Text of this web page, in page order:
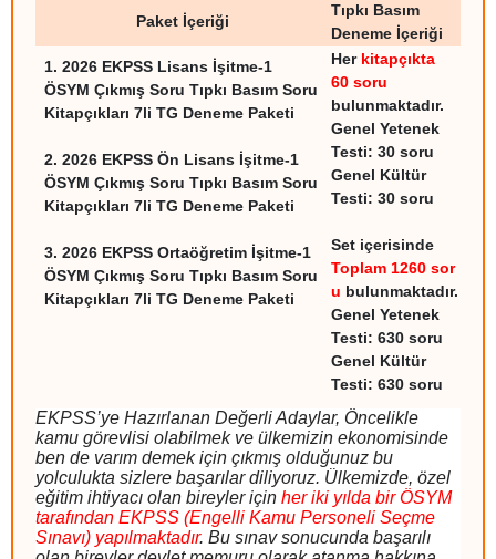
Paket İçeriği
Tıpkı Basım
Deneme İçeriği
1. 2026 EKPSS Lisans İşitme-1
ÖSYM Çıkmış Soru Tıpkı Basım Soru
Kitapçıkları 7li TG Deneme Paketi
2. 2026 EKPSS Ön Lisans İşitme-1
ÖSYM Çıkmış Soru Tıpkı Basım Soru
Kitapçıkları 7li TG Deneme Paketi
3. 2026 EKPSS Ortaöğretim İşitme-1
ÖSYM Çıkmış Soru Tıpkı Basım Soru
Kitapçıkları 7li TG Deneme Paketi
Her kitapçıkta
60 soru
bulunmaktadır.
Genel Yetenek
Testi: 30 soru
Genel Kültür
Testi: 30 soru
Set içerisinde
Toplam 1260 sor
u bulunmaktadır.
Genel Yetenek
Testi: 630 soru
Genel Kültür
Testi: 630 soru
EKPSS’ye Hazırlanan Değerli Adaylar, Öncelikle
kamu görevlisi olabilmek ve ülkemizin ekonomisinde
ben de varım demek için çıkmış olduğunuz bu
yolculukta sizlere başarılar diliyoruz. Ülkemizde, özel
eğitim ihtiyacı olan bireyler için her iki yılda bir ÖSYM
tarafından EKPSS (Engelli Kamu Personeli Seçme
Sınavı) yapılmaktadır. Bu sınav sonucunda başarılı